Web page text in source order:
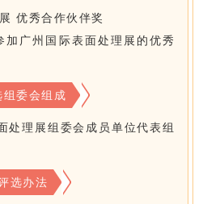
优秀合作伙伴奖
加广州国际表面处理展的优秀
组委会组成
处理展组委会成员单位代表组
选办法